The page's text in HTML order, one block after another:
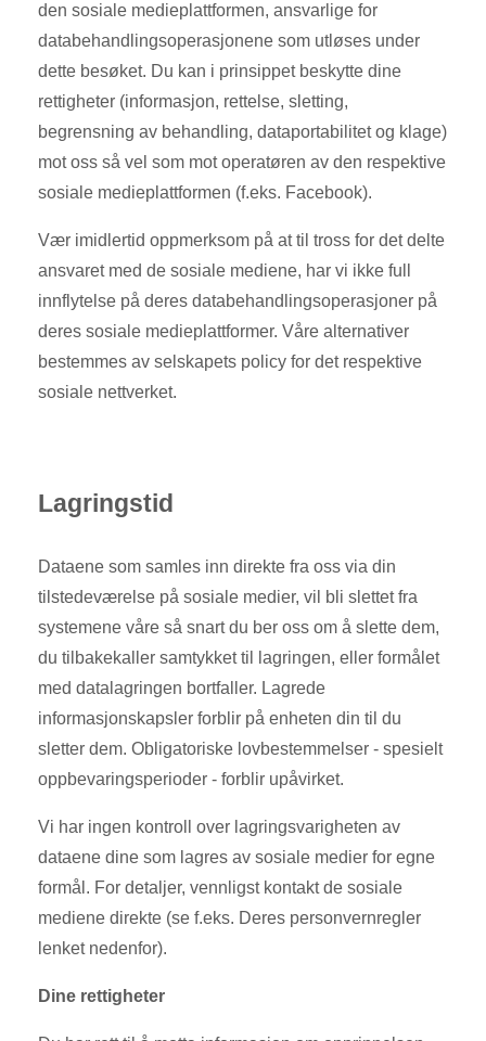
den sosiale medieplattformen, ansvarlige for
databehandlingsoperasjonene som utløses under
dette besøket. Du kan i prinsippet beskytte dine
rettigheter (informasjon, rettelse, sletting,
begrensning av behandling, dataportabilitet og klage)
mot oss så vel som mot operatøren av den respektive
sosiale medieplattformen (f.eks. Facebook).
Vær imidlertid oppmerksom på at til tross for det delte
ansvaret med de sosiale mediene, har vi ikke full
innflytelse på deres databehandlingsoperasjoner på
deres sosiale medieplattformer. Våre alternativer
bestemmes av selskapets policy for det respektive
sosiale nettverket.
Lagringstid
Dataene som samles inn direkte fra oss via din
tilstedeværelse på sosiale medier, vil bli slettet fra
systemene våre så snart du ber oss om å slette dem,
du tilbakekaller samtykket til lagringen, eller formålet
med datalagringen bortfaller. Lagrede
informasjonskapsler forblir på enheten din til du
sletter dem. Obligatoriske lovbestemmelser - spesielt
oppbevaringsperioder - forblir upåvirket.
Vi har ingen kontroll over lagringsvarigheten av
dataene dine som lagres av sosiale medier for egne
formål. For detaljer, vennligst kontakt de sosiale
mediene direkte (se f.eks. Deres personvernregler
lenket nedenfor).
Dine rettigheter